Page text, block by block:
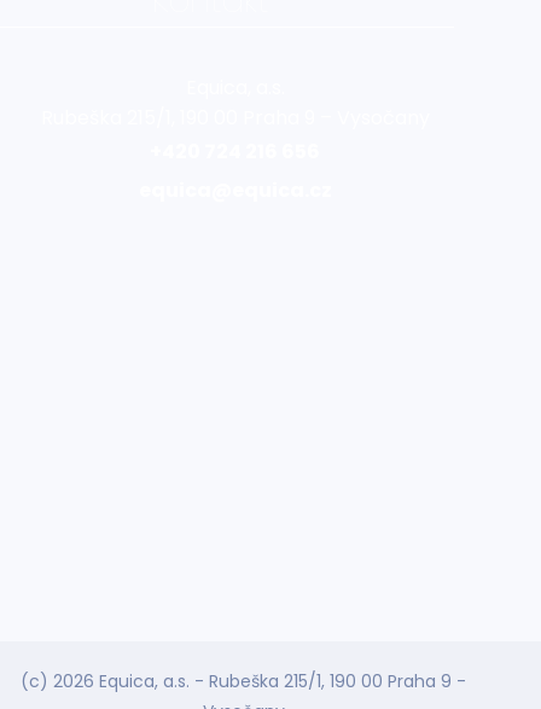
(c) 2026 Equica, a.s. - Rubeška 215/1, 190 00 Praha 9 -